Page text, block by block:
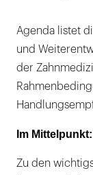
Agenda listet
und
der
Im
Zu den